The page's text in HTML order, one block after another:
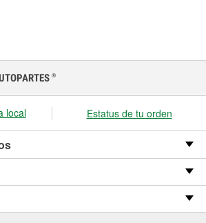
®
local Estatus de tu orden